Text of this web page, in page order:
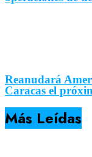
Reanudará
Caracas el
Más Leídas